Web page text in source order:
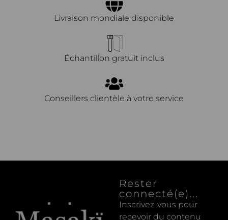
Livraison mondiale disponible
Échantillon gratuit inclus
Conseillers clientèle à votre service
Rester
connecté(e)...
Inscrivez-vous pour
recevoir du contenu